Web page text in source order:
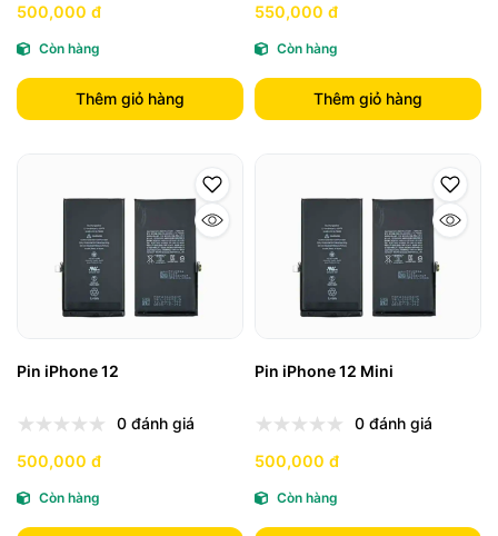
500,000 đ
Còn hàng
Thêm giỏ hàng
550,000 đ
Còn hàng
Thêm giỏ hàng
Pin iPhone 12
0 đánh giá
500,000 đ
Còn hàng
Pin iPhone 12 Mini
0 đánh giá
500,000 đ
Còn hàng